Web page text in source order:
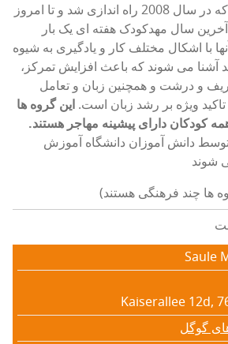
پشتیبان پیش دبستانی که در سال 2008 راه اندازی شد و تا امروز
آخرین سال مهدکودک هفته ای یک بار
با اشکال مختلف کار و یادگیری به شیوه
آشنا می شوند که باعث افزایش تمرکز،
و درشت و همچنین زبان و تعامل
ویژه بر رشد زبان است. این گروه ها
کودکان دارای پیشینه مهاجر هستند.
دانش آموزان دانشگاه آموزش
ها چند فرهنگی هستند)
Saule
Kaiserallee 12d,
گوگل